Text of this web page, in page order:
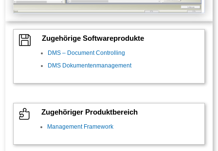
 Zugehörige Softwareprodukte
DMS – Document Controlling
DMS Dokumentenmanagement
 Zugehöriger Produktbereich
Management Framework